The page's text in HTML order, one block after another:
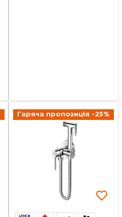
Гаряча пропозиція -25%